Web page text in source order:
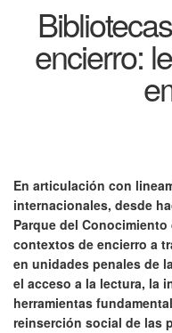
encierro:
En articulación con
internacionales, desde
Parque del
contextos de encierro a
en unidades penales de
el acceso a la lectura, la
herramientas
reinserción social de las